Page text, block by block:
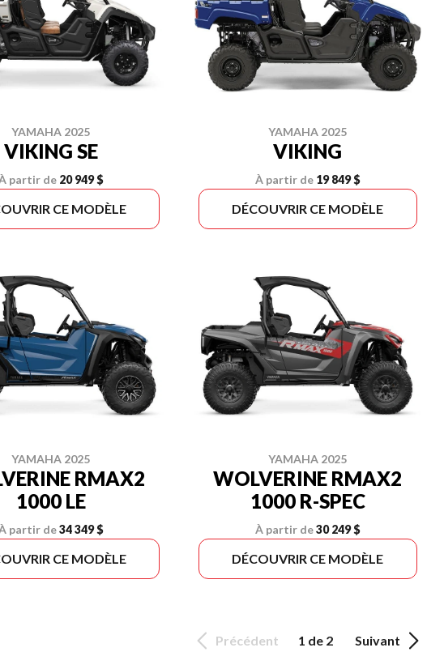
YAMAHA 2025
VIKING SE
partir de 20 949 $
CE MODÈLE
YAMAHA 2025
VIKING
À partir de 19 849 $
DÉCOUVRIR CE MODÈLE
YAMAHA 2025
RMAX2
1000 LE
partir de34 349 $
CE MODÈLE
YAMAHA 2025
WOLVERINE RMAX2
1000 R-SPEC
À partir de30 249 $
DÉCOUVRIR CE MODÈLE
Précédent 1 de 2 Suivant